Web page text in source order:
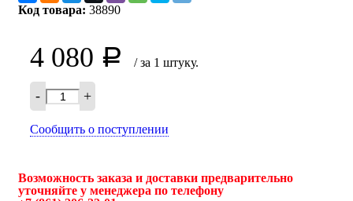
Код товара: 38890
4 080 Р / за 1 штуку.
- +
Сообщить о поступлении
Возможность заказа и доставки предварительно
уточняйте у менеджера по телефону